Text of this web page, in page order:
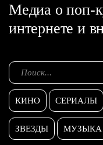
Медиа о поп-
интернете и
КИНО СЕРИАЛЫ
ЗВЕЗДЫ МУЗЫКА